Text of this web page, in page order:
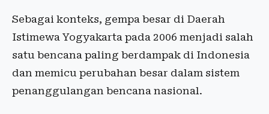
Sebagai konteks, gempa besar di Daerah
Istimewa Yogyakarta pada 2006 menjadi salah
satu bencana paling berdampak di Indonesia
dan memicu perubahan besar dalam sistem
penanggulangan bencana nasional.